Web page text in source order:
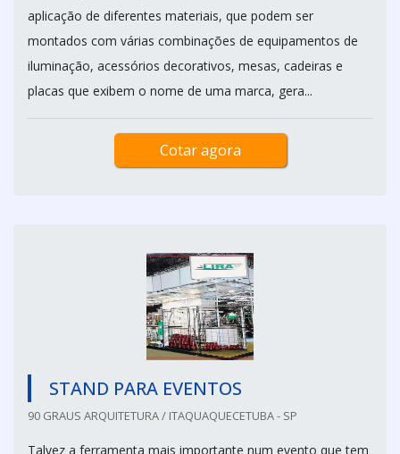
aplicação de diferentes materiais, que podem ser
montados com várias combinações de equipamentos de
iluminação, acessórios decorativos, mesas, cadeiras e
placas que exibem o nome de uma marca, gera...
Cotar agora
STAND PARA EVENTOS
90 GRAUS ARQUITETURA / ITAQUAQUECETUBA - SP
Talvez a ferramenta mais importante num evento que tem